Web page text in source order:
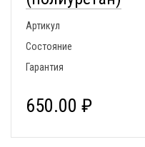
Артикул
Состояние
Гарантия
650.00 ₽